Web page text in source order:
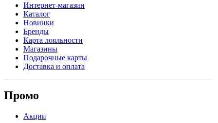
Интернет-магазин
Каталог
Новинки
Бренды
Карта лояльности
Магазины
Подарочные карты
Доставка и оплата
Промо
Акции